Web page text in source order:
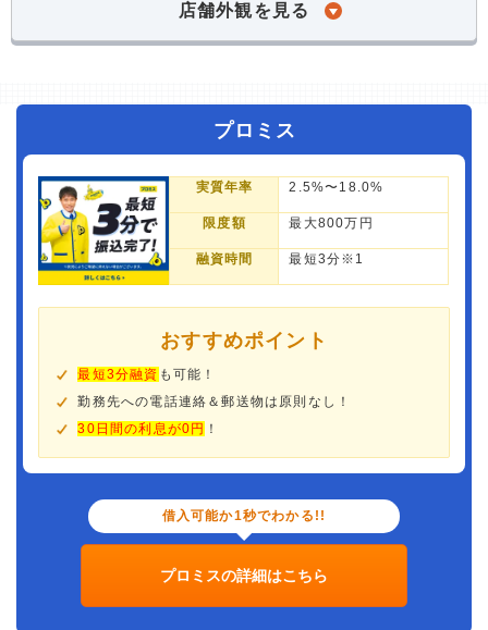
店舗外観を見る
プロミス
実質年率 2.5%〜18.0%
限度額 最大800万円
融資時間 最短3分※1
おすすめポイント
最短3分融資 も可能！
勤務先への電話連絡＆郵送物は原則なし！
30日間の利息が0円 ！
借入可能か1秒でわかる!!
プロミスの詳細はこちら